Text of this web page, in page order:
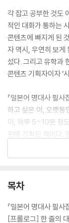
각 잡고 공부한 것도
적인 대화가 통하는
콘텐츠에 빠지게 된
자 역시, 우연히 보게
섰다. 그리고 유학과
콘텐츠 기획자이자 ‘
『일본어 명대사 필
하고 싶은 이, 오랫동
이, 하루 5~10분 정
위해 기획된 책이다.
70편의 작품을 엄선
나 새롭게 번역했다.
완벽히 흡수할 수 있
명대사 필사는 낯선
분 입말이기에 실제
목차
『일본어 명대사 필사
[프롤로그] 한 줄의